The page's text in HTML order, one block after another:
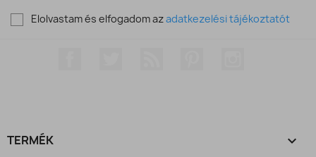
Elolvastam és elfogadom azadatkezelési tájékoztatót
TERMÉK 